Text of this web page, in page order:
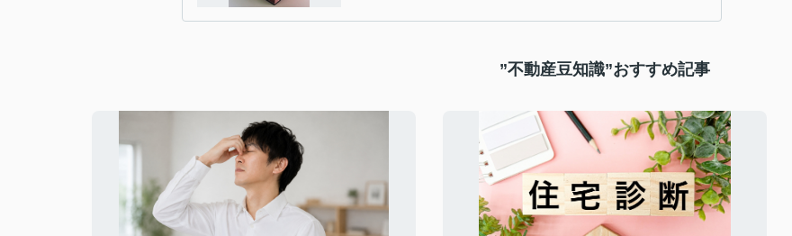
”不動産豆知識”おすすめ記事